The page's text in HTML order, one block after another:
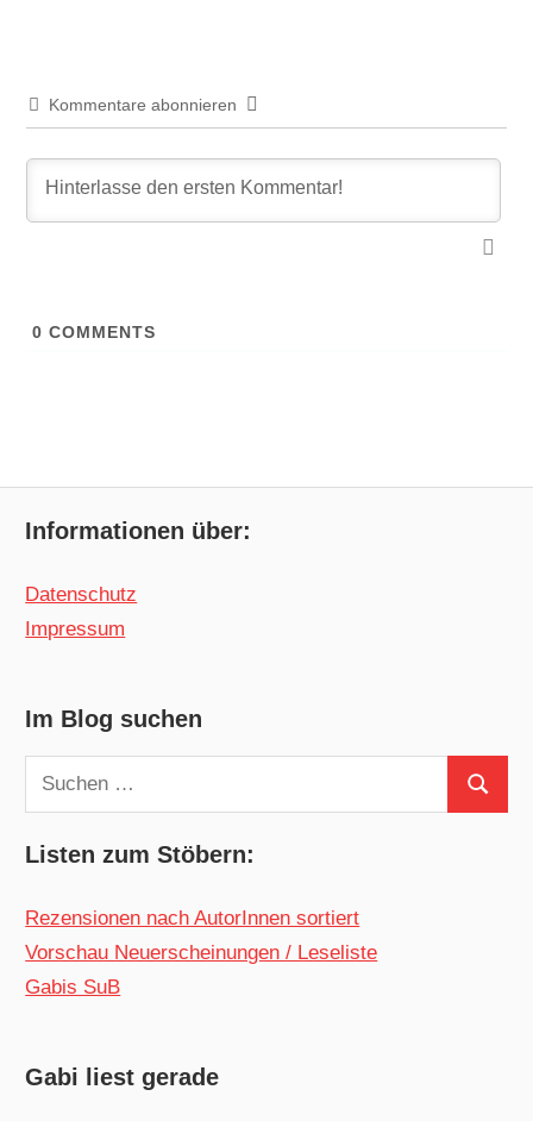
Kommentare abonnieren
0 COMMENTS
Informationen über:
Datenschutz
Impressum
Im Blog suchen
Suchen
nach:
Suchen
Listen zum Stöbern:
Rezensionen nach AutorInnen sortiert
Vorschau Neuerscheinungen / Leseliste
Gabis SuB
Gabi liest gerade